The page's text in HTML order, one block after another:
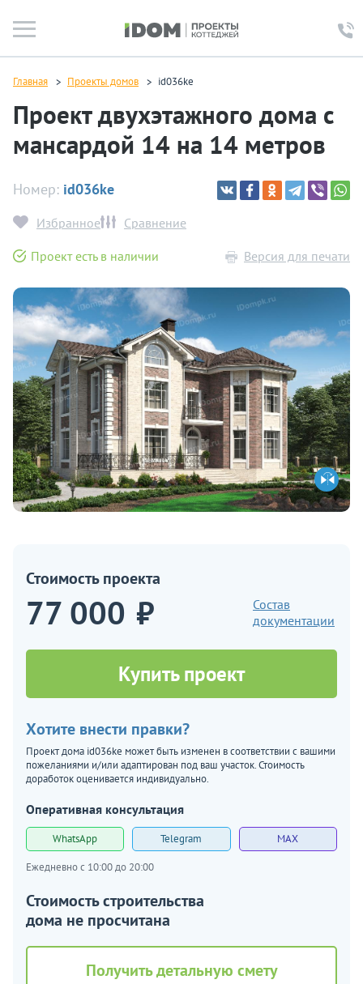
Главная Проекты домов id036ke
Проект двухэтажного дома с
мансардой 14 на 14 метров
Номер: id036ke
Избранное Сравнение
Проект есть в наличии Версия для печати
Стоимость проекта
77 000 ₽
Состав
документации
Купить проект
Хотите внести правки?
Проект дома id036ke может быть изменен в соответствии с вашими
пожеланиями и/или адаптирован под ваш участок. Стоимость
доработок оценивается индивидуально.
Оперативная консультация
WhatsApp Telegram MAX
Ежедневно с 10:00 до 20:00
Стоимость строительства
дома не просчитана
Получить детальную смету